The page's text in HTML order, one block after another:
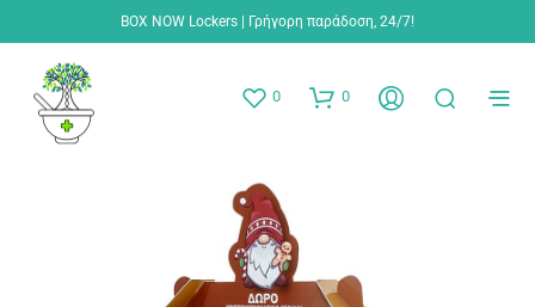
BOX NOW Lockers | Γρήγορη παράδοση, 24/7!
0 0